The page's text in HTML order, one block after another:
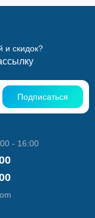
и скидок?
Подписаться
- 16:00